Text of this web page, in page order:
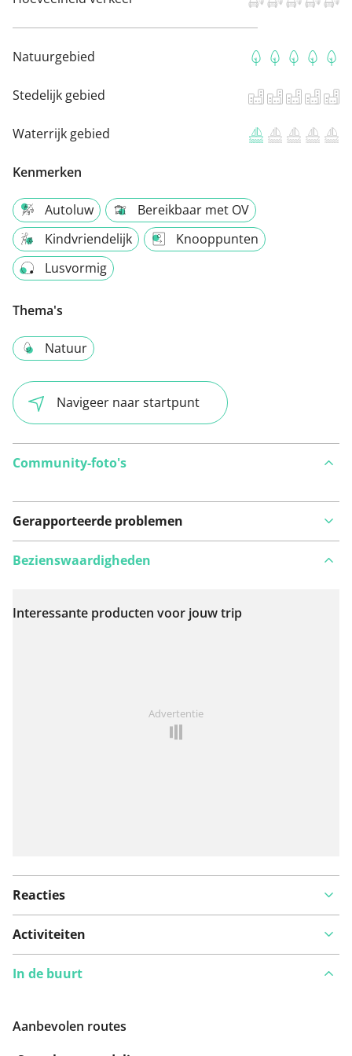
Natuurgebied
Stedelijk gebied
Waterrijk gebied
Kenmerken
Autoluw
Bereikbaar met OV
Kindvriendelijk
Knooppunten
Lusvormig
Thema's
Natuur
Navigeer naar startpunt
Community-foto's
Gerapporteerde problemen
Bekijk op kaart
Bezienswaardigheden
Interessante producten voor jouw trip
Advertentie
Reacties
Activiteiten
In de buurt
Aanbevolen routes